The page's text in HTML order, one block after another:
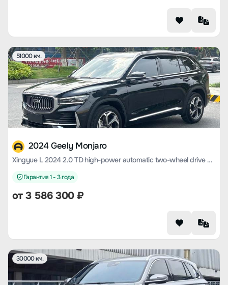
51000 км.
2024 Geely Monjaro
Xingyue L 2024 2.0 TD high-power automatic two-wheel drive cloud version
Гарантия 1 - 3 года
от3 586 300₽
30000 км.